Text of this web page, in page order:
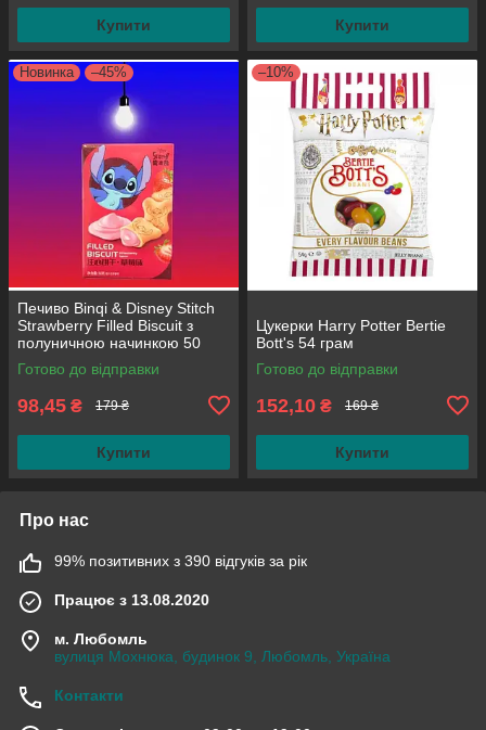
Купити Купити
Новинка –45%
Печиво Binqi & Disney Stitch
Strawberry Filled Biscuit з
полуничною начинкою 50
грам
Готово до відправки
98,45 ₴ 179 ₴
Купити
–10%
Цукерки Harry Potter Bertie
Bott's 54 грам
Готово до відправки
152,10 ₴ 169 ₴
Купити
Про нас
99% позитивних з 390 відгуків за рік
Працює з 13.08.2020
м. Любомль
вулиця Мохнюка, будинок 9, Любомль, Україна
Контакти